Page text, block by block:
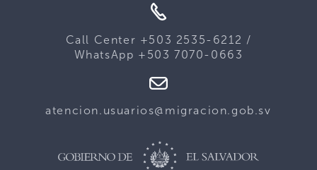
Call Center +503 2535-6212 /
WhatsApp +503 7070-0663
atencion.usuarios@migracion.gob.sv